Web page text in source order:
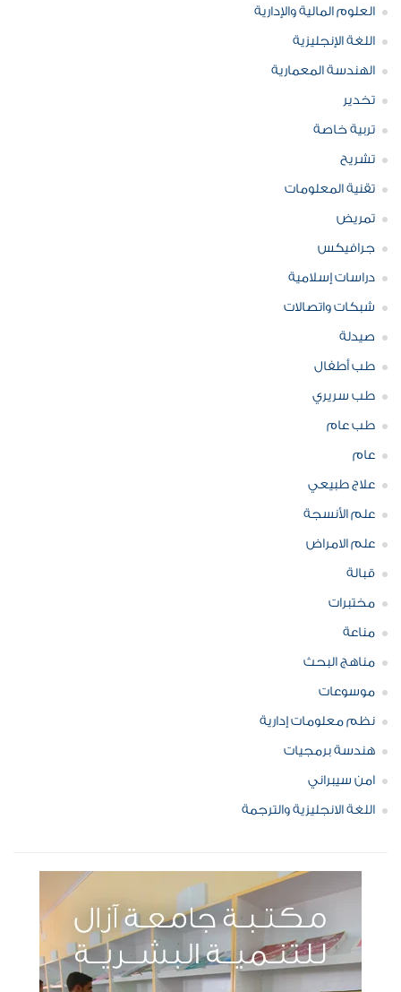
العلوم المالية والإدارية
اللغة الإنجليزية
الهندسة المعمارية
تخدير
تربية خاصة
تشريح
تقنية المعلومات
تمريض
جرافيكس
دراسات إسلامية
شبكات واتصالات
صيدلة
طب أطفال
طب سريري
طب عام
عام
علاج طبيعي
علم الأنسجة
علم الامراض
قبالة
مختبرات
مناعة
مناهج البحث
موسوعات
نظم معلومات إدارية
هندسة برمجيات
امن سيبراني
اللغة الانجليزية والترجمة